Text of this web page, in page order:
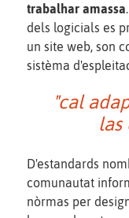
trabalhar amassa
dels logicials es
un site web, son
sistèma
"cal
las
D'estandards
comunautat
nòrmas per